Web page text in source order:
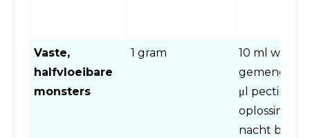
Vaste,
halfvloeibare
monsters
1 gram
10 ml water
gemengd
μl pectinase-
oplossing
nacht bij